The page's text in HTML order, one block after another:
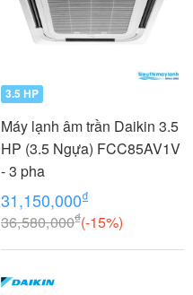
3.5 HP
Máy lạnh âm trần Daikin 3.5
HP (3.5 Ngựa) FCC85AV1V
- 3 pha
31,150,000₫
36,580,000₫(-15%)